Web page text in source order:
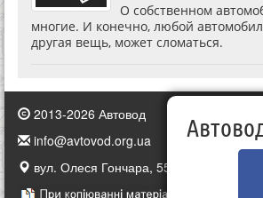
О собственном
многие. И конечно, любой
другая вещь, может сломаться.
2013-2026 Автовод
info@avtovod.org.ua
вул. Олеся Гончара, 55, Київ, Україна